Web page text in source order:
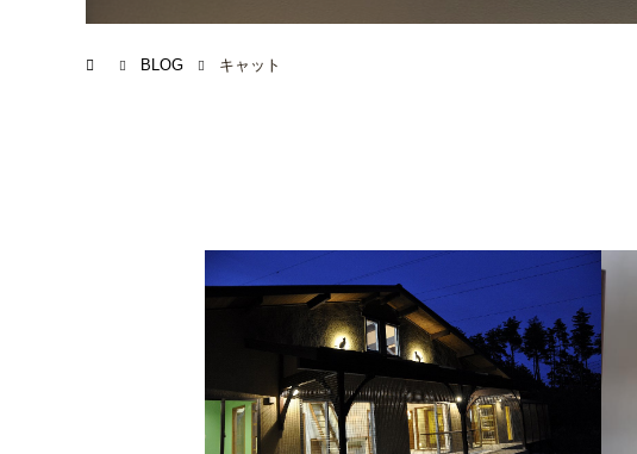
BLOG キャット